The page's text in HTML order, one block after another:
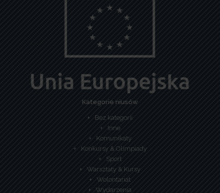
Kategorie niusów
Bez kategorii
Inne
Komunikaty
Konkursy & Olimpiady
Sport
Warsztaty & Kursy
Wolontariat
Wydarzenia